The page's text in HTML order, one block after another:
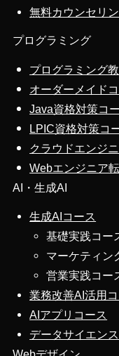
無料カウンセリ
プログラミング
プログラミング
オーダーメイド
Java資格対策コ
LPIC資格対策コ
クラウドエンジ
Webエンジニア
AI・生成AI
生成AIコース
基礎実践コー
マーケティン
営業実践コー
業務改善AI活用
AIアプリコース
データサイエン